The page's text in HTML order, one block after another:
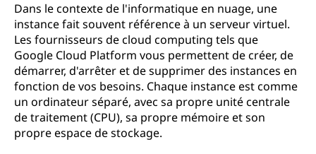
Dans le contexte de l'informatique en nuage, une
instance fait souvent référence à un serveur virtuel.
Les fournisseurs de cloud computing tels que
Google Cloud Platform vous permettent de créer, de
démarrer, d'arrêter et de supprimer des instances en
fonction de vos besoins. Chaque instance est comme
un ordinateur séparé, avec sa propre unité centrale
de traitement (CPU), sa propre mémoire et son
propre espace de stockage.